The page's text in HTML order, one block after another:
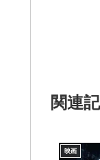
関連
映画